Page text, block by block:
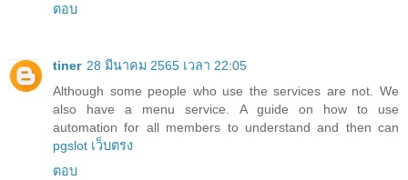
ตอบ
tiner 28 มีนาคม 2565 เวลา 22:05
Although some people who use the services are not. We
also have a menu service. A guide on how to use
automation for all members to understand and then can
pgslot เว็บตรง
ตอบ